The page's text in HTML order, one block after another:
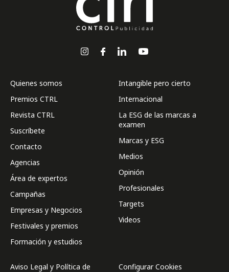
Quienes somos
Premios CTRL
Revista CTRL
Suscríbete
Contacto
Agencias
Área de expertos
Campañas
Empresas y Negocios
Festivales y premios
Formación y estudios
Intangible pero cierto
Internacional
La ESG de las marcas a
examen
Marcas y ESG
Medios
Opinión
Profesionales
Targets
Videos
Aviso Legal y Política de
Configurar Cookies